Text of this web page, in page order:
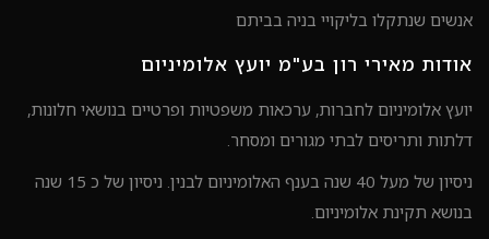
אנשים שנתקלו בליקויי בניה בביתם
אודות מאירי רון בע"מ יועץ אלומיניום
יועץ אלומיניום לחברות, ערכאות משפטיות ופרטיים בנושאי חלונות,
דלתות ותריסים לבתי מגורים ומסחר.
ניסיון של מעל 40 שנה בענף האלומיניום לבנין. ניסיון של כ 15 שנה
בנושא תקינת אלומיניום.